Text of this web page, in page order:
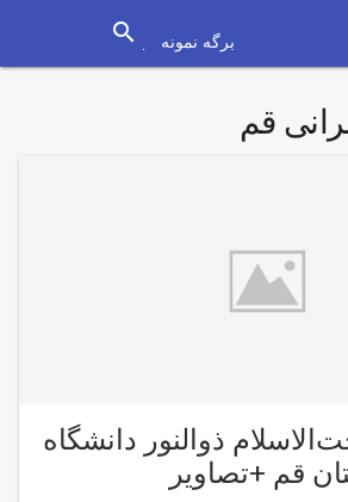
برگه نمونه search
قم
ذوالنور دانشگاه
قم +تصاویر